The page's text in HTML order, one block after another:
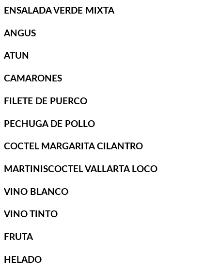
ENSALADA VERDE MIXTA
ANGUS
ATUN
CAMARONES
FILETE DE PUERCO
PECHUGA DE POLLO
COCTEL MARGARITA CILANTRO
MARTINISCOCTEL VALLARTA LOCO
VINO BLANCO
VINO TINTO
FRUTA
HELADO